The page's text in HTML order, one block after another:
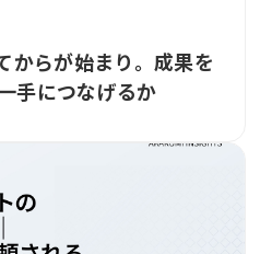
からが始まり。成果を
手につなげるか